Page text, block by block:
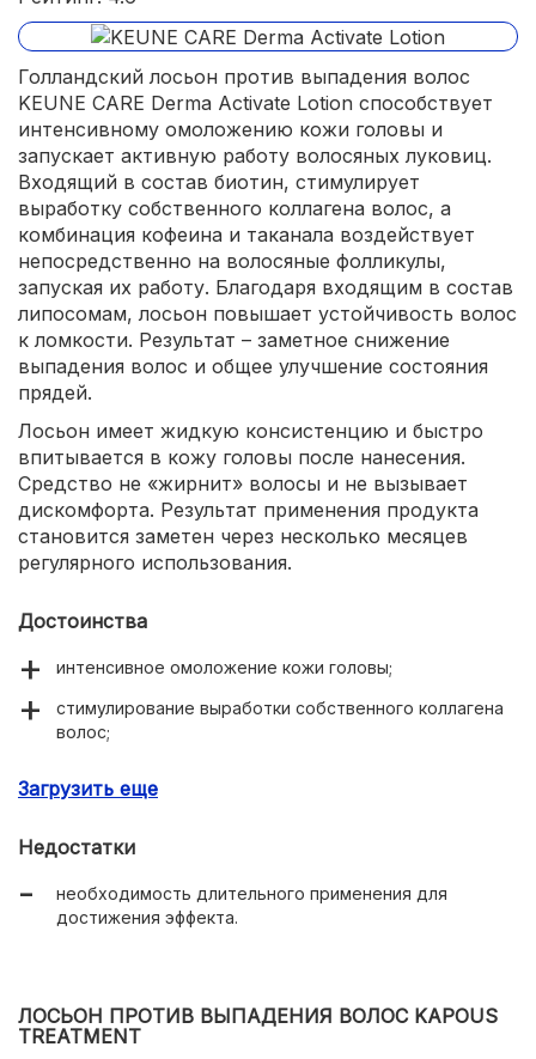
Голландский лосьон против выпадения волос
KEUNE CARE Derma Activate Lotion способствует
интенсивному омоложению кожи головы и
запускает активную работу волосяных луковиц.
Входящий в состав биотин, стимулирует
выработку собственного коллагена волос, а
комбинация кофеина и таканала воздействует
непосредственно на волосяные фолликулы,
запуская их работу. Благодаря входящим в состав
липосомам, лосьон повышает устойчивость волос
к ломкости. Результат – заметное снижение
выпадения волос и общее улучшение состояния
прядей.
Лосьон имеет жидкую консистенцию и быстро
впитывается в кожу головы после нанесения.
Средство не «жирнит» волосы и не вызывает
дискомфорта. Результат применения продукта
становится заметен через несколько месяцев
регулярного использования.
Достоинства
интенсивное омоложение кожи головы;
стимулирование выработки собственного коллагена
волос;
снижение ломкости;
экономичный расход;
Загрузить еще
Недостатки
необходимость длительного применения для
достижения эффекта.
ЛОСЬОН ПРОТИВ ВЫПАДЕНИЯ ВОЛОС KAPOUS
TREATMENT